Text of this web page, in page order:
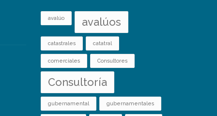
avalúo avalúos
catastrales catatral
comerciales Consultores
Consultoría
gubernamental gubernamentales